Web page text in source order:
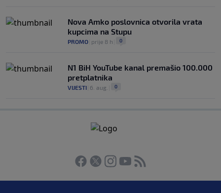
Nova Amko poslovnica otvorila vrata
kupcima na Stupu
PROMO prije 8 h 0
N1 BiH YouTube kanal premašio 100.000
pretplatnika
VIJESTI 6. aug. 0